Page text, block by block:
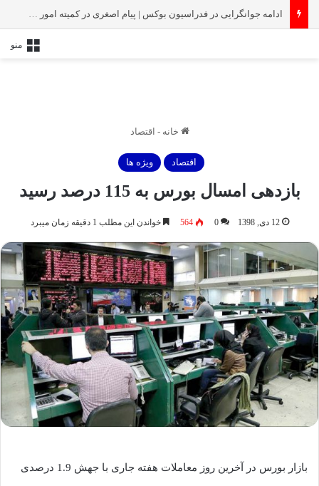
ادامه جوانگرایی در فدراسیون بوکس | پیام اصغری در کمیته امور جوانان
منو
خانه - اقتصاد
اقتصاد ویژه ها
بازدهی امسال بورس به 115 درصد رسید
12 دی, 1398 0
564 خواندن این مطلب 1 دقیقه زمان میبرد
بازار بورس در آخرین روز معاملات هفته جاری با جهش 1.9 درصدی